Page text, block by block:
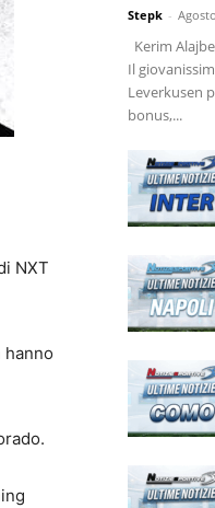
NXT
hanno
Stepk -
Kerim
Il
Leverkusen
bonus,...